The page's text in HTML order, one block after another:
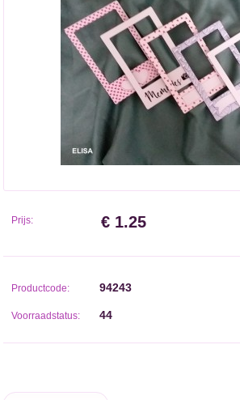
Prijs: € 1.25
Productcode: 94243
Voorraadstatus: 44